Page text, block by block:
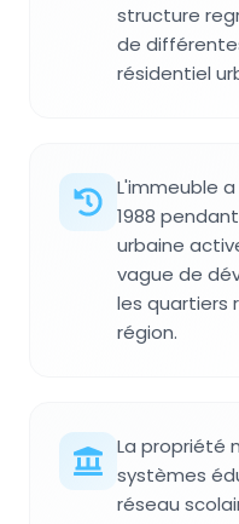
structure
de
résidentiel
L'immeuble
1988
urbaine
vague de
les quartiers
région.
La propriété
systèmes
réseau